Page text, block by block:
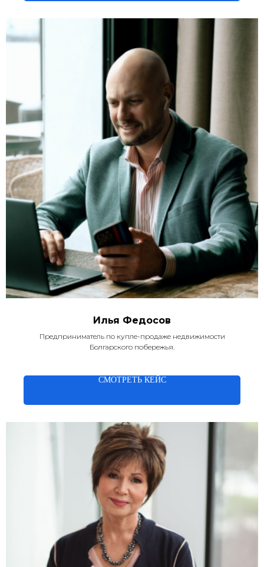
Илья Федосов
Предприниматель по купле-продаже недвижимости
Болгарского побережья.
СМОТРЕТЬ КЕЙС